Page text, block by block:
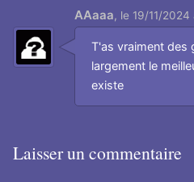
AAaaa, le 19/11/2024
T'as vraiment des
largement le
existe
Laisser un commentaire